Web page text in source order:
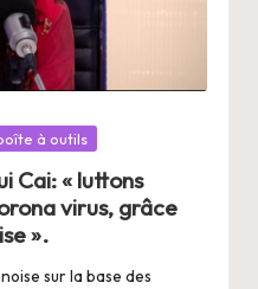
à outils
Cai: « luttons
virus, grâce
».
sur la base des